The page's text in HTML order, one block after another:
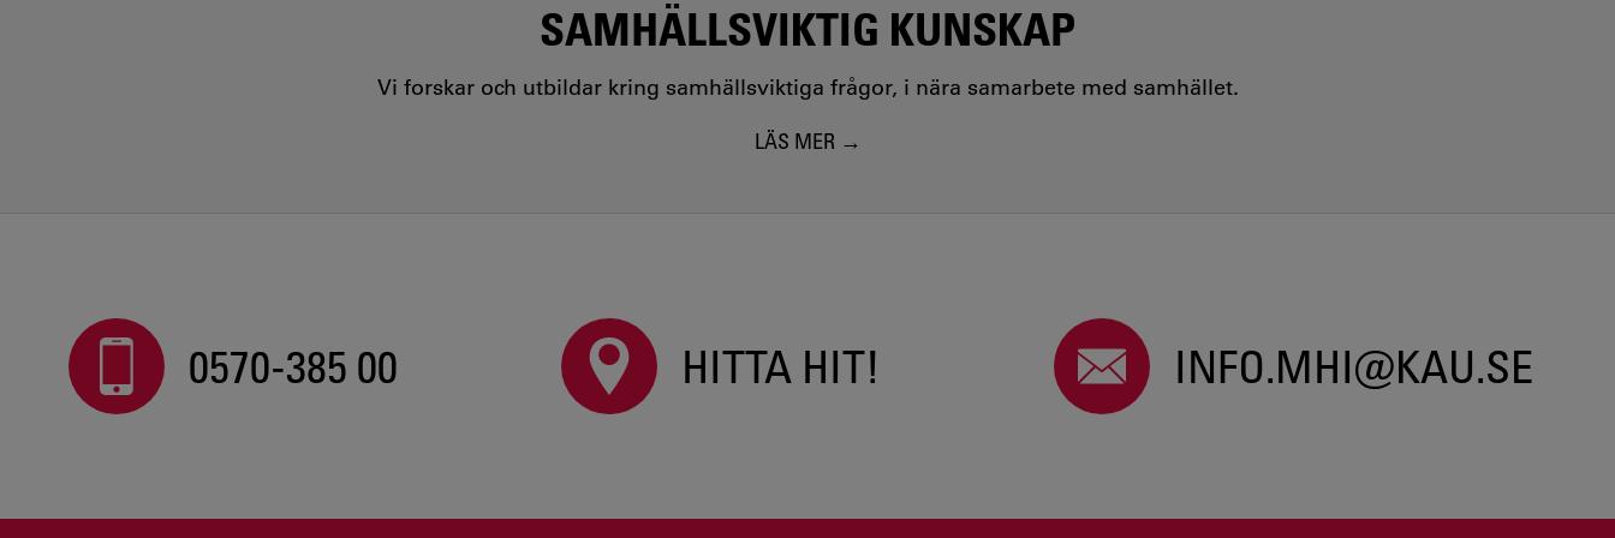
SAMHÄLLSVIKTIG KUNSKAP
Vi forskar och utbildar kring samhällsviktiga frågor, i nära samarbete med samhället.
LÄS MER
0570-385 00 HITTA HIT! INFO.MHI@KAU.SE